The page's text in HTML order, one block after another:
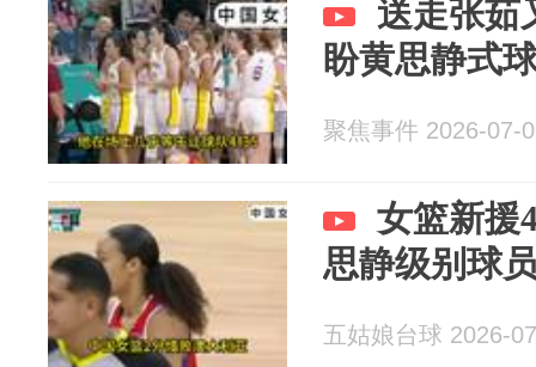
送走张茹
盼黄思静式
聚焦事件 2026-07-
女篮新援
思静级别球
五姑娘台球 2026-